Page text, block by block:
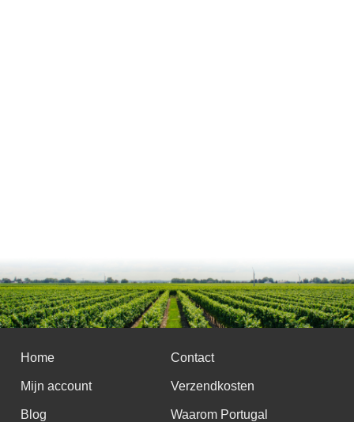
Home Contact
Mijn account Verzendkosten
Blog Waarom Portugal